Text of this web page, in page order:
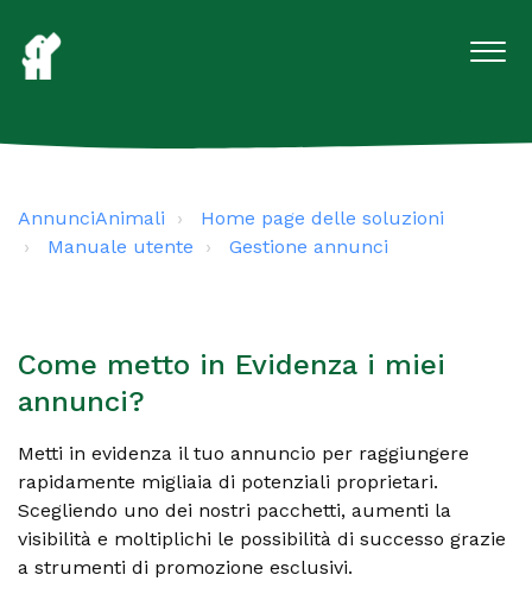
AnnunciAnimali
Home page delle soluzioni
Manuale utente
Gestione annunci
Come metto in Evidenza i miei
annunci?
Metti in evidenza il tuo annuncio per raggiungere
rapidamente migliaia di potenziali proprietari.
Scegliendo uno dei nostri pacchetti, aumenti la
visibilità e moltiplichi le possibilità di successo grazie
a strumenti di promozione esclusivi.